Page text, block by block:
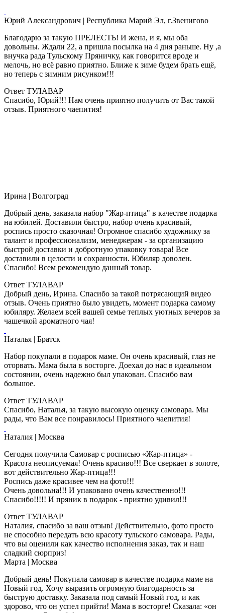
Юрий Александрович | Республика Марий Эл, г.Звенигово
Благодарю за такую ПРЕЛЕСТЬ! И жена, и я, мы оба
довольны. Ждали 22, а пришла посылка на 4 дня раньше. Ну ,а
внучка рада Тульскому Пряничку, как говорится вроде и
мелочь, но всё равно приятно. Ближе к зиме будем брать ещё,
но теперь с зимним рисунком!!!
Ответ ТУЛАВАР
Спасибо, Юрий!!! Нам очень приятно получить от Вас такой
отзыв. Приятного чаепития!
Ирина | Волгоград
Добрый день, заказала набор "Жар-птица" в качестве подарка
на юбилей. Доставили быстро, набор очень красивый,
роспись просто сказочная! Огромное спасибо художнику за
талант и профессионализм, менеджерам - за организацию
быстрой доставки и добротную упаковку товара! Все
доставили в целости и сохранности. Юбиляр доволен.
Спасибо! Всем рекомендую данный товар.
Ответ ТУЛАВАР
Добрый день, Ирина. Спасибо за такой потрясающий видео
отзыв. Очень приятно было увидеть, момент подарка самому
юбиляру. Желаем всей вашей семье теплых уютных вечеров за
чашечкой ароматного чая!
Наталья | Братск
Набор покупали в подарок маме. Он очень красивый, глаз не
оторвать. Мама была в восторге. Доехал до нас в идеальном
состоянии, очень надежно был упакован. Спасибо вам
большое.
Ответ ТУЛАВАР
Спасибо, Наталья, за такую высокую оценку самовара. Мы
рады, что Вам все понравилось! Приятного чаепития!
Наталия | Москва
Сегодня получила Самовар с росписью «Жар-птица» -
Красота неописуемая! Очень красиво!!! Все сверкает в золоте,
вот действительно Жар-птица!!!
Роспись даже красивее чем на фото!!!
Очень довольна!!! И упаковано очень качественно!!!
Спасибо!!!!! И пряник в подарок - приятно удивил!!!
Ответ ТУЛАВАР
Наталия, спасибо за ваш отзыв! Действительно, фото просто
не способно передать всю красоту тульского самовара. Рады,
что вы оценили как качество исполнения заказ, так и наш
сладкий сюрприз!
Марта | Москва
Добрый день! Покупала самовар в качестве подарка маме на
Новый год. Хочу выразить огромную благодарность за
быструю доставку. Заказала под самый Новый год, и как
здорово, что он успел прийти! Мама в восторге! Сказала: «он